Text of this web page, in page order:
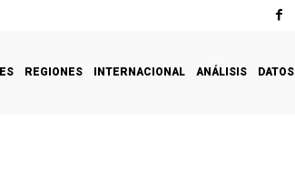
REGIONES INTERNACIONAL ANÁLISIS DATOS